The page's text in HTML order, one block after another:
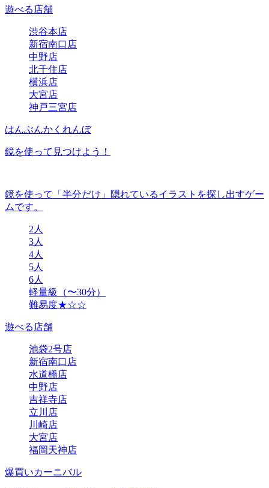
遊べる店舗
渋谷本店
新宿南口店
中野店
北千住店
横浜店
大宮店
神戸三宮店
はんぶんかくれんぼ
鏡を使って見つけよう！
鏡を使って「半分だけ」隠れているイラストを探し出すゲー
ムです。
2人
3人
4人
5人
6人
軽量級（〜30分）
難易度★☆☆
遊べる店舗
池袋2号店
新宿南口店
水道橋店
中野店
吉祥寺店
立川店
川崎店
大宮店
福岡天神店
爆買いカーニバル